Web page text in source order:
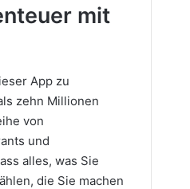
mit
App zu
zehn Millionen
von
und
alles, was Sie
die Sie machen